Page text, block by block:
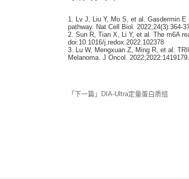
1. Lv J, Liu Y, Mo S, et al. Gasdermin
pathway. Nat Cell Biol. 2022;24(3):364-
2. Sun R, Tian X, Li Y, et al. The m6A
doi:10.1016/j.redox.2022.102378
3. Lu W, Mengxuan Z, Ming R, et al.
Melanoma. J Oncol.
「下一篇」DIA-Ultra定量蛋白质组